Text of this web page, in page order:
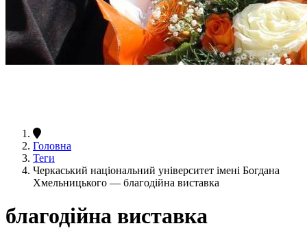
Головна
Теги
Черкаський національний університет імені Богдана
Хмельницького — благодійна виставка
благодійна виставка